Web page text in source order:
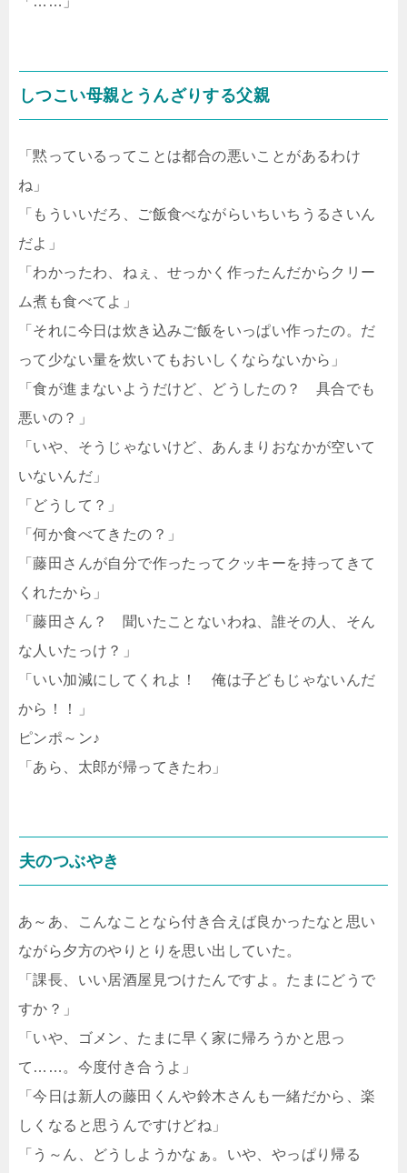
しつこい母親とうんざりする父親
「黙っているってことは都合の悪いことがあるわけ
ね」
「もういいだろ、ご飯食べながらいちいちうるさいん
だよ」
「わかったわ、ねぇ、せっかく作ったんだからクリー
ム煮も食べてよ」
「それに今日は炊き込みご飯をいっぱい作ったの。だ
って少ない量を炊いてもおいしくならないから」
「食が進まないようだけど、どうしたの？ 具合でも
悪いの？」
「いや、そうじゃないけど、あんまりおなかが空いて
いないんだ」
「どうして？」
「何か食べてきたの？」
「藤田さんが自分で作ったってクッキーを持ってきて
くれたから」
「藤田さん？ 聞いたことないわね、誰その人、そん
な人いたっけ？」
「いい加減にしてくれよ！ 俺は子どもじゃないんだ
から！！」
ピンポ～ン♪
「あら、太郎が帰ってきたわ」
夫のつぶやき
あ～あ、こんなことなら付き合えば良かったなと思い
ながら夕方のやりとりを思い出していた。
「課長、いい居酒屋見つけたんですよ。たまにどうで
すか？」
「いや、ゴメン、たまに早く家に帰ろうかと思っ
て……。今度付き合うよ」
「今日は新人の藤田くんや鈴木さんも一緒だから、楽
しくなると思うんですけどね」
「う～ん、どうしようかなぁ。いや、やっぱり帰る